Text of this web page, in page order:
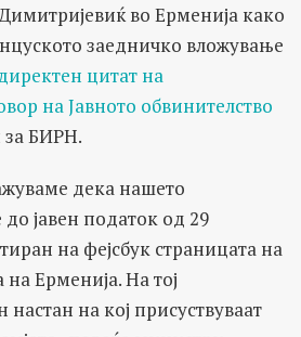
во Ерменија како
заедничко вложување
директен цитат на
на Јавното обвинителство
за БИРН.
дека нашето
јавен податок од 29
на фејсбук страницата на
Ерменија. На тој
на кој присуствуваат